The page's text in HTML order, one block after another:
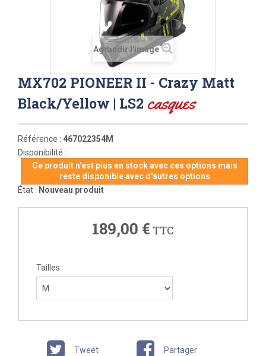
Agrandir l'image
MX702 PIONEER II - Crazy Matt
Black/Yellow | LS2 casques
Référence : 467022354M
Disponibilité :
Ce produit n'est plus en stock avec ces options mais
reste disponible avec d'autres options
État : Nouveau produit
189,00 € TTC
Tailles
Tweet Partager